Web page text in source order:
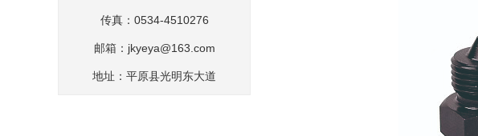
传真：0534-4510276
邮箱： jkyeya@163.com
地址：平原县光明东大道